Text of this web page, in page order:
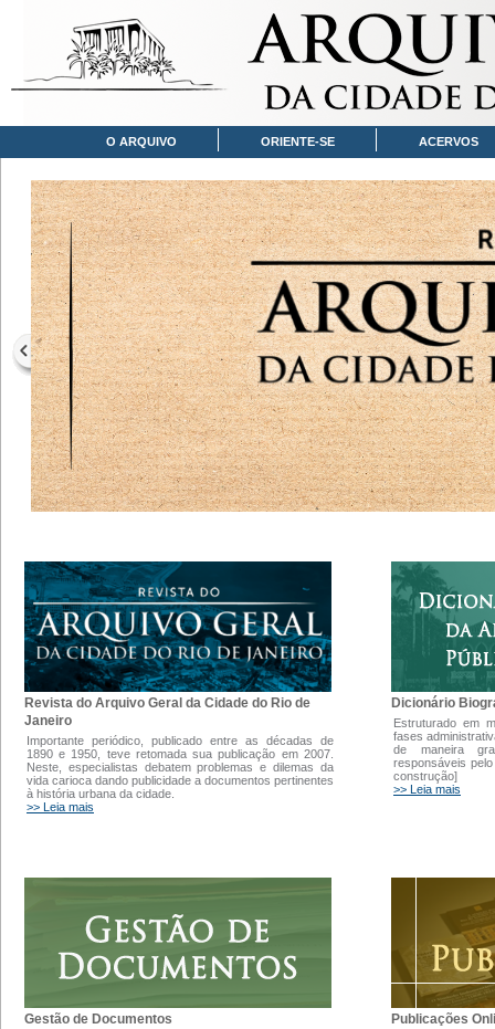
O ARQUIVO ORIENTE-SE ACERVOS
Revista do Arquivo Geral da Cidade do Rio de
Janeiro
Importante periódico, publicado entre as décadas de
1890 e 1950, teve retomada sua publicação em 2007.
Neste, especialistas debatem problemas e dilemas da
vida carioca dando publicidade a documentos pertinentes
à história urbana da cidade.
>> Leia mais
Dicionário
Estruturado em
fases
de maneira
responsáveis
construção]
>> Leia mais
Gestão de Documentos Publicações